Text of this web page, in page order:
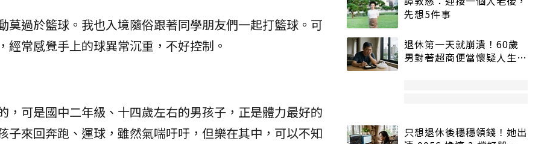
莫過於籃球。我也入境隨俗跟著同學朋友們一起打籃球。可
常感覺手上的球異常沉重，不好控制。
，可是國中二年級、十四歲左右的男孩子，正是體力最好的
子來回奔跑、運球，雖然氣喘吁吁，但樂在其中，可以不知
先想5件事
退休第一天就崩潰！60歲
男對著超商便當懷疑人生
只想退休後穩穩領錢！她出